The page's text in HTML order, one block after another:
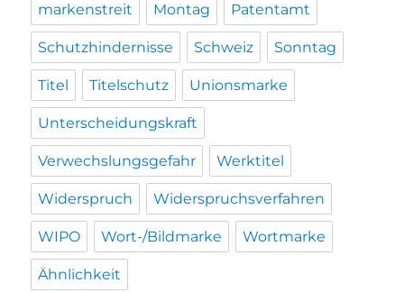
markenstreit Montag Patentamt
Schutzhindernisse Schweiz Sonntag
Titel Titelschutz Unionsmarke
Unterscheidungskraft
Verwechslungsgefahr Werktitel
Widerspruch Widerspruchsverfahren
WIPO Wort-/Bildmarke Wortmarke
Ähnlichkeit